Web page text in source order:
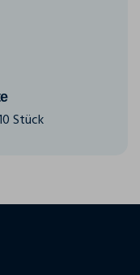
Stück